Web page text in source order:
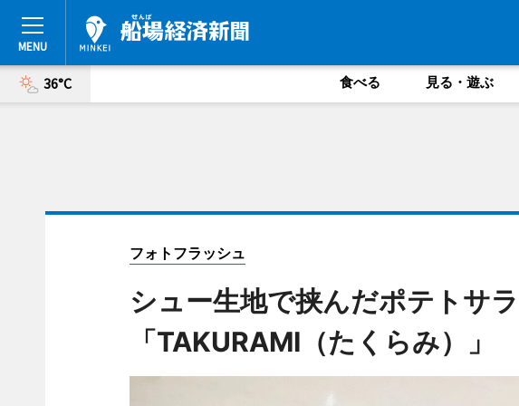
36°C 食べる 見る・遊ぶ
フォトフラッシュ
シュー生地で挟んだポテトサ
「TAKURAMI（たくらみ）」